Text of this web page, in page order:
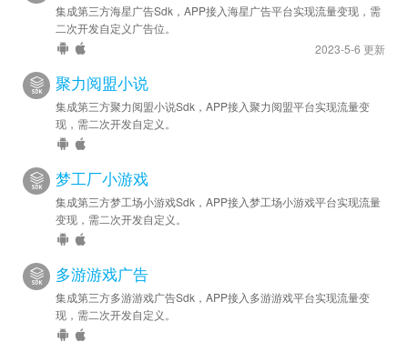
集成第三方海星广告Sdk，APP接入海星广告平台实现流量变现，需
二次开发自定义广告位。
2023-5-6 更新
聚力阅盟小说
集成第三方聚力阅盟小说Sdk，APP接入聚力阅盟平台实现流量变
现，需二次开发自定义。
梦工厂小游戏
集成第三方梦工场小游戏Sdk，APP接入梦工场小游戏平台实现流量
变现，需二次开发自定义。
多游游戏广告
集成第三方多游游戏广告Sdk，APP接入多游游戏平台实现流量变
现，需二次开发自定义。